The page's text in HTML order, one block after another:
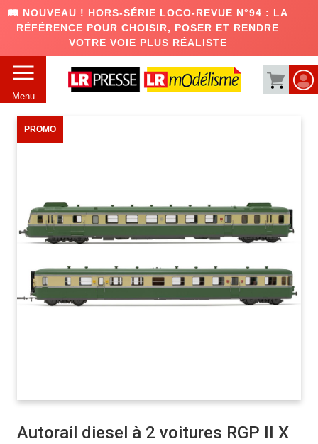
🛤️ NOUVEAU ! HORS-SÉRIE LOCO-REVUE N°94 : LA
RÉFÉRENCE POUR CHOISIR, POSER ET RENDRE
VOTRE VOIE PLUS RÉALISTE
Menu
PROMO
Autorail diesel à 2 voitures RGP II X